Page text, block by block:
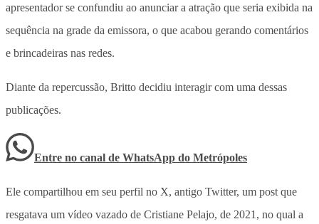
apresentador se confundiu ao anunciar a atração que seria exibida na
sequência na grade da emissora, o que acabou gerando comentários
e brincadeiras nas redes.
Diante da repercussão, Britto decidiu interagir com uma dessas
publicações.
Entre no canal de WhatsApp do Metrópoles
Ele compartilhou em seu perfil no X, antigo Twitter, um post que
resgatava um vídeo vazado de Cristiane Pelajo, de 2021, no qual a